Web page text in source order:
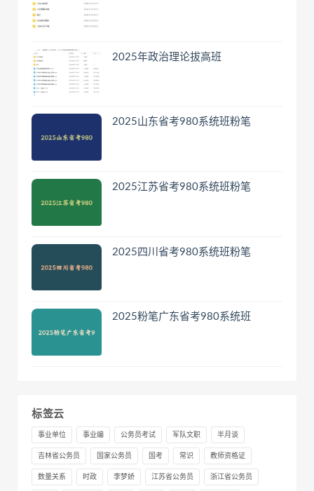
2025年政治理论拔高班
2025山东省考980系统班粉笔
2025江苏省考980系统班粉笔
2025四川省考980系统班粉笔
2025粉笔广东省考980系统班
标签云
事业单位 事业编 公务员考试 军队文职 半月谈
吉林省公务员 国家公务员 国考 常识 教师资格证
数量关系 时政 李梦娇 江苏省公务员 浙江省公务员